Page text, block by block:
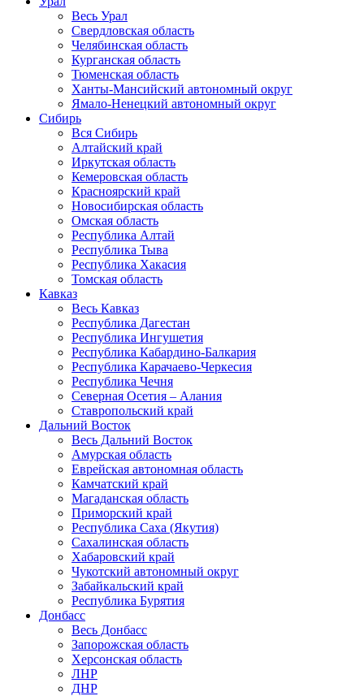
Весь Урал
Свердловская область
Челябинская область
Курганская область
Тюменская область
Ханты-Мансийский автономный округ
Ямало-Ненецкий автономный округ
Сибирь
Вся Сибирь
Алтайский край
Иркутская область
Кемеровская область
Красноярский край
Новосибирская область
Омская область
Республика Алтай
Республика Тыва
Республика Хакасия
Томская область
Кавказ
Весь Кавказ
Республика Дагестан
Республика Ингушетия
Республика Кабардино-Балкария
Республика Карачаево-Черкесия
Республика Чечня
Северная Осетия – Алания
Ставропольский край
Дальний Восток
Весь Дальний Восток
Амурская область
Еврейская автономная область
Камчатский край
Магаданская область
Приморский край
Республика Саха (Якутия)
Сахалинская область
Хабаровский край
Чукотский автономный округ
Забайкальский край
Республика Бурятия
Донбасс
Весь Донбасс
Запорожская область
Херсонская область
ЛНР
ДНР